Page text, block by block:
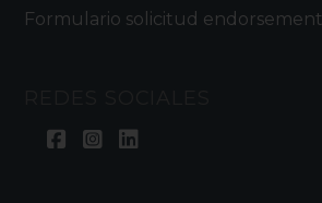
Formulario solicitud endorsement